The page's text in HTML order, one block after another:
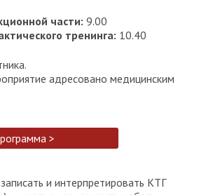
части: 9.00
тренинга: 10.40
адресовано медицинским
>
и интерпретировать КТГ